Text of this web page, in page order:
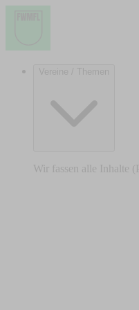
Vereine / Themen
Wir fassen alle Inhalte